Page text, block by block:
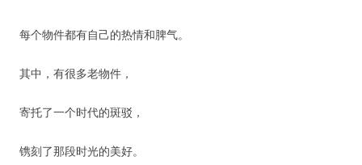
每个物件都有自己的热情和脾气。
其中，有很多老物件，
寄托了一个时代的斑驳，
镌刻了那段时光的美好。